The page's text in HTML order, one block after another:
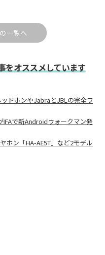
一覧へ
をオススメしています
ドホンやJabraとJBLの完全ワ
IFAで新Androidウォークマン発
ホン「HA-AE5T」など2モデル